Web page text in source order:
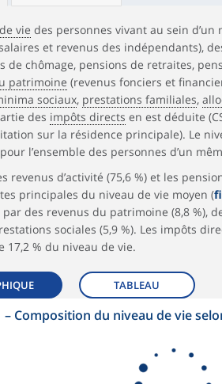
vie des personnes vivant au sein d’un
et revenus des indépendants),
de chômage, pensions de retraites,
patrimoine (revenus fonciers et
sociaux, prestations familiales,
des impôts directs en est déduite
sur la résidence principale). Le
l’ensemble des personnes d’un
revenus d’activité (75,6 %) et les
principales du niveau de vie moyen (
des revenus du patrimoine (8,8 %),
sociales (5,9 %). Les impôts
17,2 % du niveau de vie.
TABLEAU
– Composition du niveau de vie